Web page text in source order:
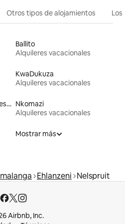
Otros tipos de alojamientos
Ballito
Alquileres vacacionales
KwaDukuza
Alquileres vacacionales
Reserva Natural de Hartbeespoort Nkomazi
Alquileres vacacionales
Mostrar más
Ehlanzeni Nelspruit
Airbnb, Inc.